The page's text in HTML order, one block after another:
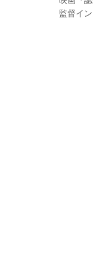
監督イ